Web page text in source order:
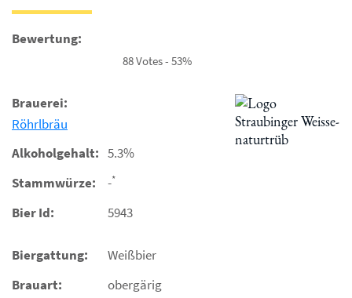
Bewertung:
88 Votes - 53%
Brauerei:
Röhrlbräu
Alkoholgehalt: 5.3%
Stammwürze:
-*
Bier Id: 5943
Biergattung:
Weißbier
Brauart:
obergärig